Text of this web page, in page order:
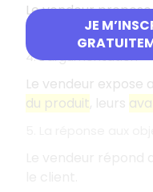
JE
Le vendeur
peuvent satisfaire
4. L'argumentation
Le vendeur expose
du produit, leurs